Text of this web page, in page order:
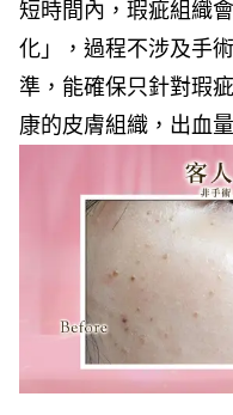
短時間內，瑕疵組織
化」，過程不涉及手
準，能確保只針對瑕
康的皮膚組織，出血